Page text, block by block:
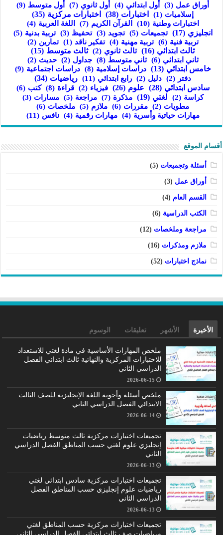
أوراق عمل (3) أول ابتدائي (4) أول ثانوي (7) أول متوسط (9)
إسلاميات (1) اختبارات (38) اختبارات مركزية (35)
اختبارات وطنية (10) القرآن الكريم (7) اللغة العربية (4)
انجليزي (17) تجميعات (5) تجويد (3) تحفيظ (3) تربية بدنية (5)
تربية فنية (6) تربية مهنية (4) تفكير ناقد (1) تمارين (2)
ثالث ابتدائي (16) ثالث ثانوي (2) ثالث متوسط (15)
ثاني ابتدائي (6) ثاني متوسط (8) جداول (2) حديث (2)
خامس ابتدائي (13) دراسات إسلامية (8) دراسات اجتماعية (9)
دفتر (2) دليل (2) رابع ابتدائي (11) رياضيات (34)
سادس ابتدائي (28) علوم (26) فيزياء (2) قراءة (8) كتب (6)
كراسة (2) لغتي (19) مذكرة (7) مراجعة (5) مسارات (3)
مطويات (2) مقررات (6) ملازم (5) ملخصات (6)
مهارات حياتية وأسرية (4) مهارات رقمية (4) نافس (11)
أقسام الموقع
أسئلة وتجميعات (5)
أوراق عمل (3)
القسم العام (4)
الكتب الدراسية (6)
مراجعة وملخصات (12)
ملازم ومذكرات (16)
نماذج اختبارات (52)
الأخيرة الأشهر تعليقات الوسوم
ملخص المهارات الأساسية في مادة لغتي للاستعداد
للاختبارات المركزية والنهائية ثالث ابتدائي الفصل
الدراسي الثاني
2026-06-15
ملخص أسئلة وأجوبة اللغة الإنجليزية للصف الثالث
الابتدائي الفصل الدراسي الثاني
2026-06-14
تجميعات اختبارات مركزية ثالث متوسط رياضيات
إنجليزي علوم لغتي حسب المناطق الفصل الدراسي
الثاني
2026-06-13
تجميعات اختبارات مركزية سادس ابتدائي لغتي
رياضيات علوم إنجليزي حسب المناطق الفصل
الدراسي الثاني
2026-06-13
تجميعات اختبارات مركزية حسب المناطق لغتي